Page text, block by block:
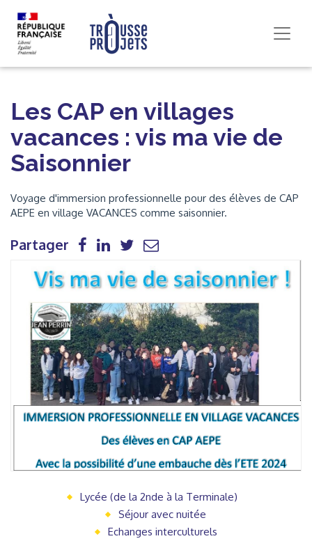
Les CAP en villages
vacances : vis ma vie de
Saisonnier
Voyage d'immersion professionnelle pour des élèves de CAP
AEPE en village VACANCES comme saisonnier.
Partager
Lycée (de la 2nde à la Terminale)
Séjour avec nuitée
Echanges interculturels